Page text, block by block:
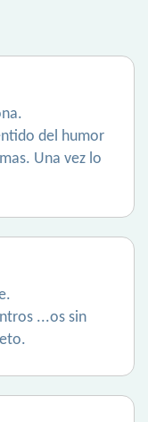
del humor
Una vez lo
...os sin